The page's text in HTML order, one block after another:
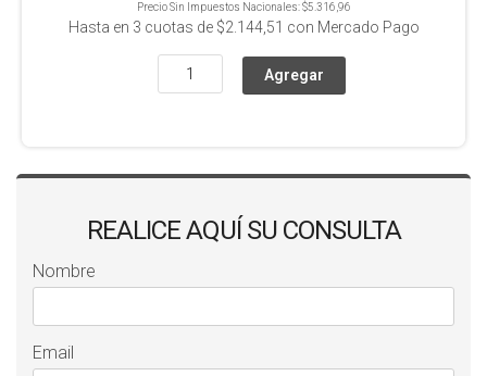
Precio Sin Impuestos Nacionales:$5.316,96
Hasta en 3 cuotas de $2.144,51 con Mercado Pago
REALICE AQUÍ SU CONSULTA
Nombre
Email